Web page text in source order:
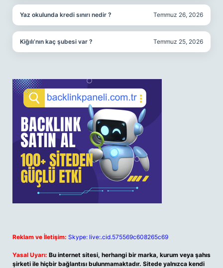
Yaz okulunda kredi sınırı nedir ? Temmuz 26, 2026
Kiğılı’nın kaç şubesi var ? Temmuz 25, 2026
Reklam ve İletişim: Skype: live:.cid.575569c608265c69
Yasal Uyarı: Bu internet sitesi, herhangi bir marka, kurum veya şahıs
şirketi ile hiçbir bağlantısı bulunmamaktadır. Sitede yalnızca kendi